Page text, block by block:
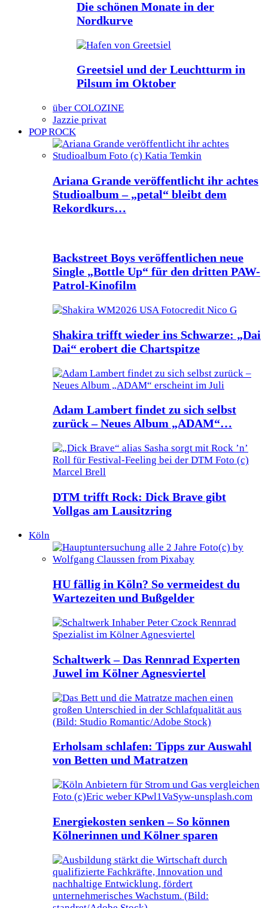
Die schönen Monate in der
Nordkurve
Greetsiel und der Leuchtturm in
Pilsum im Oktober
über COLOZINE
Jazzie privat
POP ROCK
Ariana Grande veröffentlicht ihr achtes
Studioalbum – „petal“ bleibt dem
Rekordkurs…
Backstreet Boys veröffentlichen neue
Single „Bottle Up“ für den dritten PAW-
Patrol-Kinofilm
Shakira trifft wieder ins Schwarze: „Dai
Dai“ erobert die Chartspitze
Adam Lambert findet zu sich selbst
zurück – Neues Album „ADAM“…
DTM trifft Rock: Dick Brave gibt
Vollgas am Lausitzring
Köln
HU fällig in Köln? So vermeidest du
Wartezeiten und Bußgelder
Schaltwerk – Das Rennrad Experten
Juwel im Kölner Agnesviertel
Erholsam schlafen: Tipps zur Auswahl
von Betten und Matratzen
Energiekosten senken – So können
Kölnerinnen und Kölner sparen